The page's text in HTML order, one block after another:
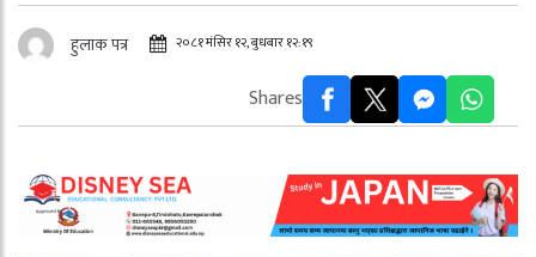
हुलाक पत्र २०८१ मंसिर १२, बुधबार १२:१९
Shares